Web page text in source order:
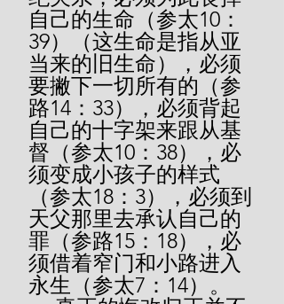
自己的生命（参太10：
39）（这生命是指从亚
当来的旧生命），必须
要撇下一切所有的（参
路14：33），必须背起
自己的十字架来跟从基
督（参太10：38），必
须变成小孩子的样式
（参太18：3），必须到
天父那里去承认自己的
罪（参路15：18），必
须借着窄门和小路进入
永生（参太7：14）。